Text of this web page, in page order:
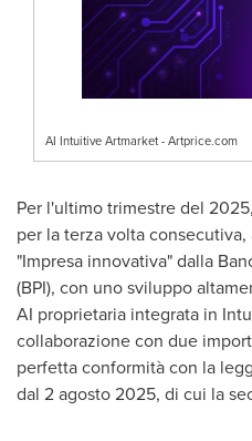
AI Intuitive Artmarket - Artprice.com
Per l'ultimo trimestre del
per la terza volta
"Impresa innovativa" dalla
(BPI), con uno sviluppo
AI proprietaria integrata in
collaborazione con due
perfetta conformità con la
dal 2 agosto 2025, di cui la